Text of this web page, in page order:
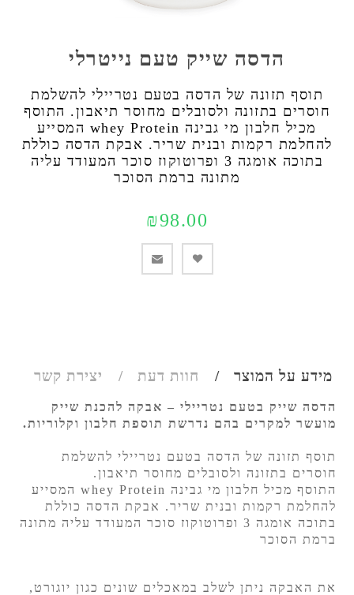
הדסה שייק טעם נייטרלי
תוסף תזונה של הדסה בטעם נטריילי להשלמת
חוסרים בתזונה ולסובלים מחוסר תיאבון. התוסף
מכיל חלבון מי גבינה whey Protein המסייע
להחלמת רקמות ובנית שריר. אבקת הדסה כוללת
בתוכה אומגה 3 ופרוטוקוז סוכר המעודד עליה
מתונה ברמת הסוכר
₪98.00
מידע על המוצר חוות דעת יצירת קשר
הדסה שייק בטעם נטריילי – אבקה להכנת שייק
מועשר למקרים בהם נדרשת תוספת חלבון וקלוריות.
תוסף תזונה של הדסה בטעם נטריילי להשלמת
חוסרים בתזונה ולסובלים מחוסר תיאבון.
התוסף מכיל חלבון מי גבינה whey Protein המסייע
להחלמת רקמות ובנית שריר. אבקת הדסה כוללת
בתוכה אומגה 3 ופרוטוקוז סוכר המעודד עליה מתונה
ברמת הסוכר
את האבקה ניתן לשלב במאכלים שונים כגון יוגורט,